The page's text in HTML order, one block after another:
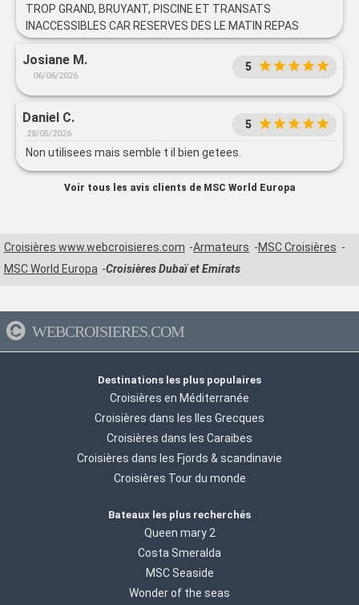
TROP GRAND, BRUYANT, PISCINE ET TRANSATS
INACCESSIBLES CAR RESERVES DES LE MATIN REPAS
CORRECTS AU RESTAURANT LA FOGLIA ET AU
RESTAURANT HEXAGON BUFFETS TRES BRUYANTS,
DIFFICULTE POUR TROUVER DES TABLES LIBRES,
NOURRITURE DE PIETRE QUALITE
Josiane M.
06/06/2026
5
Daniel C.
28/05/2026
5
Non utilisees mais semble t il bien getees.
Voir tous les avis clients de MSC World Europa
Croisières www.webcroisieres.com Armateurs
MSC Croisières
MSC World Europa
Croisières Dubaï et Emirats
WEBCROISIERES.COM
Destinations les plus populaires
Croisières en Méditerranée
Croisières dans les Iles Grecques
Croisières dans les Caraibes
Croisières dans les Fjords & scandinavie
Croisières Tour du monde
Bateaux les plus recherchés
Queen mary 2
Costa Smeralda
MSC Seaside
Wonder of the seas